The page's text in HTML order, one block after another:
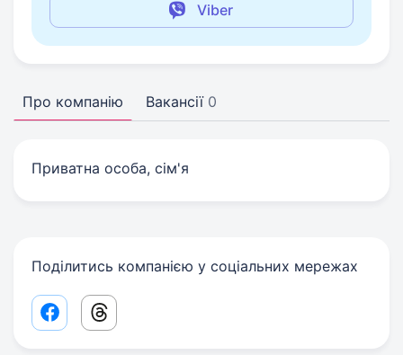
Viber
Про компанію Вакансії 0
Приватна особа, сім'я
Поділитись компанією у соціальних мережах
Facebook share link
Threads share link